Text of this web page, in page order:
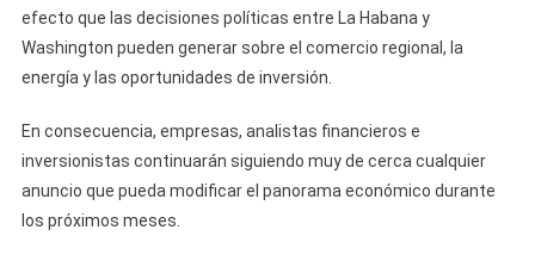
efecto que las decisiones políticas entre La Habana y
Washington pueden generar sobre el comercio regional, la
energía y las oportunidades de inversión.
En consecuencia, empresas, analistas financieros e
inversionistas continuarán siguiendo muy de cerca cualquier
anuncio que pueda modificar el panorama económico durante
los próximos meses.